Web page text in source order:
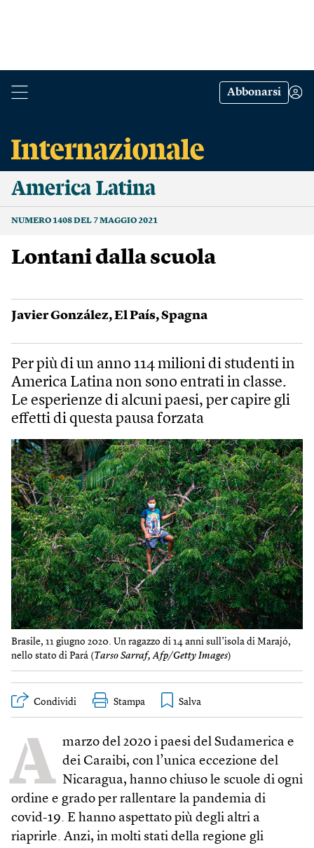
Abbonarsi
America Latina
NUMERO 1408 DEL 7 MAGGIO 2021
Lontani dalla scuola
Javier González,El País,Spagna
Per più di un anno 114 milioni di studenti in
America Latina non sono entrati in classe.
Le esperienze di alcuni paesi, per capire gli
effetti di questa pausa forzata
Brasile, 11 giugno 2020. Un ragazzo di 14 anni sull’isola di Marajó,
nello stato di Pará (Tarso Sarraf, Afp/Getty Images)
Condividi Stampa
A marzo del 2020 i paesi del Sudamerica e
dei Caraibi, con l’unica eccezione del
Nicaragua, hanno chiuso le scuole di ogni
ordine e grado per rallentare la pandemia di
covid-19. E hanno aspettato più degli altri a
riaprirle. Anzi, in molti stati della regione gli